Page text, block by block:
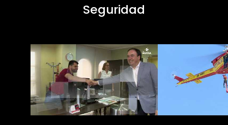
Seguridad